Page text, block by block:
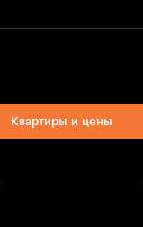
Квартиры и цены